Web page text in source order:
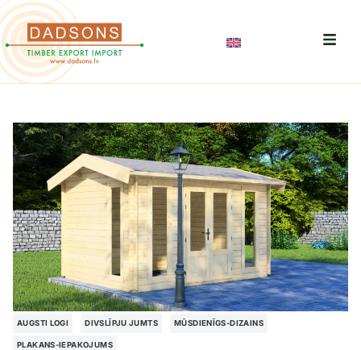
AUGSTI LOGI DIVSLĪPJU JUMTS MŪSDIENĪGS-DIZAINS
PLAKANS-IEPAKOJUMS